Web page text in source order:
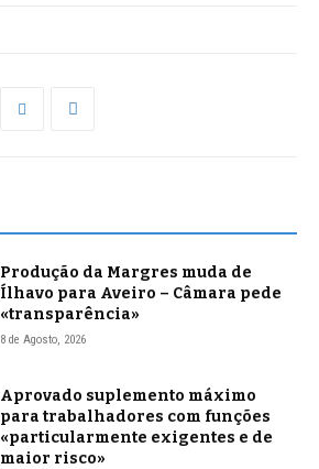
Produção da Margres muda de
Ílhavo para Aveiro – Câmara pede
«transparência»
8 de Agosto, 2026
Aprovado suplemento máximo
para trabalhadores com funções
«particularmente exigentes e de
maior risco»